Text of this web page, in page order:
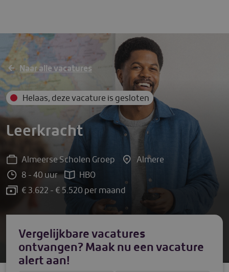
Naar alle vacatures
Helaas, deze vacature is gesloten
Leerkracht
Almeerse Scholen Groep
Almere
8 - 40 uur
HBO
€ 3.622 - € 5.520 per maand
Vergelijkbare vacatures
ontvangen? Maak nu een vacature
alert aan!